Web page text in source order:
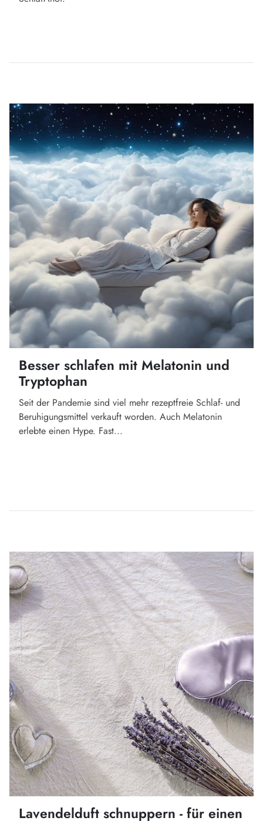
Besser schlafen mit Melatonin und
Tryptophan
Seit der Pandemie sind viel mehr rezeptfreie Schlaf- und
Beruhigungsmittel verkauft worden. Auch Melatonin
erlebte einen Hype. Fast...
Lavendelduft schnuppern - für einen